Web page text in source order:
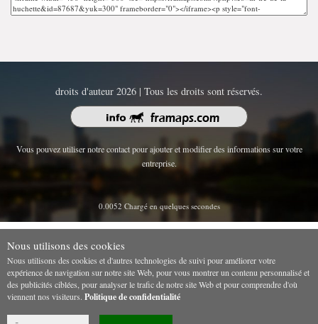
droits d'auteur 2026 | Tous les droits sont réservés.
Vous pouvez utiliser notre contact pour ajouter et modifier des informations sur votre
entreprise.
0.0052 Chargé en quelques secondes
Nous utilisons des cookies
Nous utilisons des cookies et d'autres technologies de suivi pour améliorer votre
expérience de navigation sur notre site Web, pour vous montrer un contenu personnalisé et
des publicités ciblées, pour analyser le trafic de notre site Web et pour comprendre d'où
viennent nos visiteurs. Politique de confidentialité